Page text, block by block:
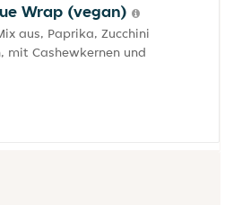
Wrap (vegan)
aus, Paprika, Zucchini
mit Cashewkernen und